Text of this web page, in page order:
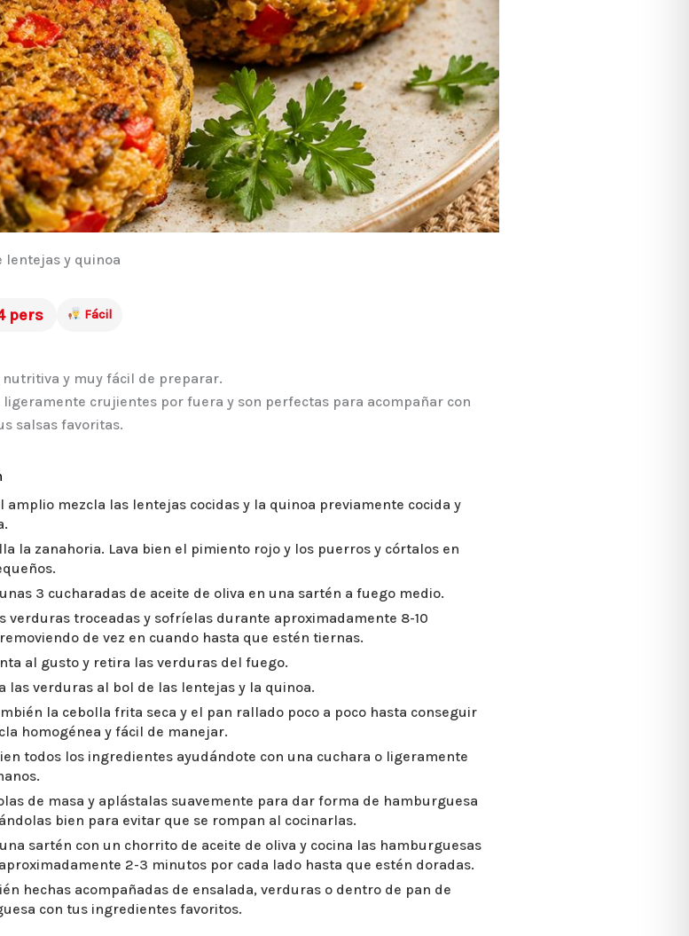
lentejas y quinoa
pers Fácil
y muy fácil de preparar.
crujientes por fuera y son perfectas para acompañar con
salsas favoritas.
amplio mezcla las lentejas cocidas y la quinoa previamente cocida y
la zanahoria. Lava bien el pimiento rojo y los puerros y córtalos en
3 cucharadas de aceite de oliva en una sartén a fuego medio.
verduras troceadas y sofríelas durante aproximadamente 8-10
de vez en cuando hasta que estén tiernas.
al gusto y retira las verduras del fuego.
las verduras al bol de las lentejas y la quinoa.
la cebolla frita seca y el pan rallado poco a poco hasta conseguir
homogénea y fácil de manejar.
todos los ingredientes ayudándote con una cuchara o ligeramente
de masa y aplástalas suavemente para dar forma de hamburguesa
bien para evitar que se rompan al cocinarlas.
sartén con un chorrito de aceite de oliva y cocina las hamburguesas
2-3 minutos por cada lado hasta que estén doradas.
hechas acompañadas de ensalada, verduras o dentro de pan de
con tus ingredientes favoritos.